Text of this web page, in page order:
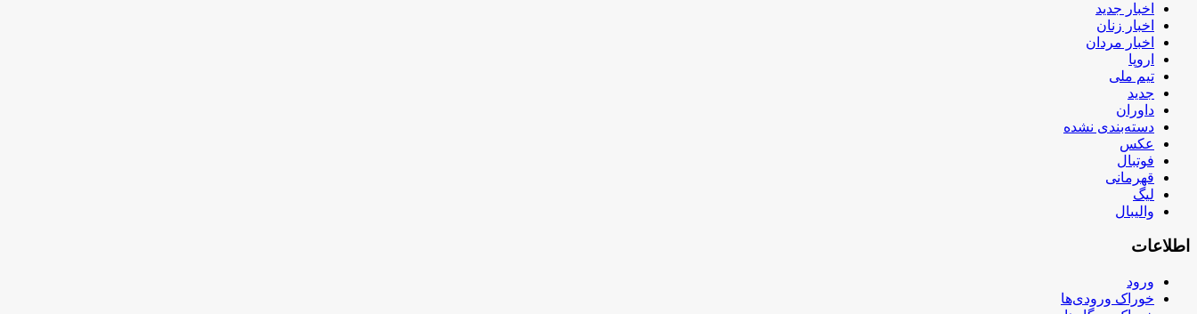
اخبار جدید
اخبار زنان
اخبار مردان
اروپا
تیم ملی
جدید
داوران
دسته‌بندی نشده
عکس
فوتبال
قهرمانی
لیگ
والیبال
اطلاعات
ورود
خوراک ورودی‌ها